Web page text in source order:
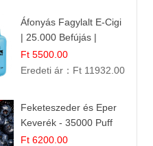
Áfonyás Fagylalt E-Cigi
| 25.000 Befújás |
Eldobható E-Cigaretta
Ft 5500.00
Eredeti ár： Ft 11932.00
Feketeszeder és Eper
Keverék - 35000 Puff
Eldobható Vape | Ízletes
Ft 6200.00